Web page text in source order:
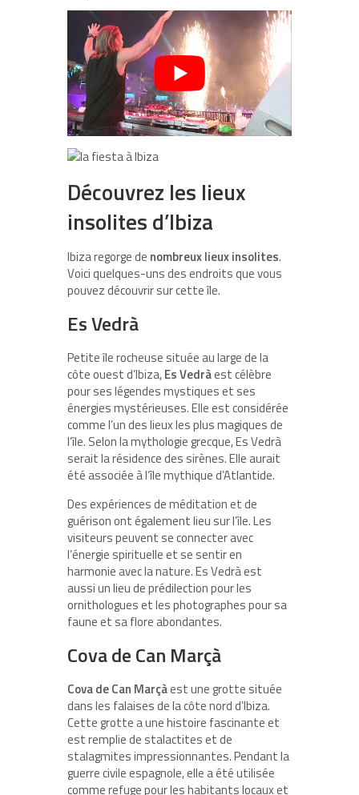
Découvrez les lieux
insolites d’Ibiza
Ibiza regorge de nombreux lieux insolites.
Voici quelques-uns des endroits que vous
pouvez découvrir sur cette île.
Es Vedrà
Petite île rocheuse située au large de la
côte ouest d’Ibiza,Es Vedràest célèbre
pour ses légendes mystiques et ses
énergies mystérieuses. Elle est considérée
comme l’un des lieux les plus magiques de
l’île. Selon la mythologie grecque, Es Vedrà
serait la résidence des sirènes. Elle aurait
été associée à l’île mythique d’Atlantide.
Des expériences de méditation et de
guérison ont également lieu sur l’île. Les
visiteurs peuvent se connecter avec
l’énergie spirituelle et se sentir en
harmonie avec la nature. Es Vedrà est
aussi un lieu de prédilection pour les
ornithologues et les photographes pour sa
faune et sa flore abondantes.
Cova de Can Marçà
Cova de Can Marçàest une grotte située
dans les falaises de la côte nord d’Ibiza.
Cette grotte a une histoire fascinante et
est remplie de stalactites et de
stalagmites impressionnantes. Pendant la
guerre civile espagnole, elle a été utilisée
comme refuge pour les habitants locaux et